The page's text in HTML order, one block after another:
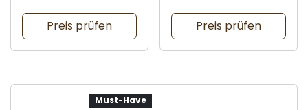
Preis prüfen Preis prüfen
Must-Have